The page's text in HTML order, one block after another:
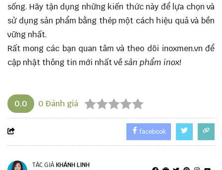
sống. Hãy tận dụng những kiến thức này để lựa chọn và
sử dụng sản phẩm bằng thép một cách hiệu quả và bền
vững nhất.
Rất mong các bạn quan tâm và theo dõi inoxmen.vn để
cập nhật thông tin mới nhất vềsản phẩm inox!
0.0 0 Đánh giá
facebook
TÁC GIẢKHÁNH LINH